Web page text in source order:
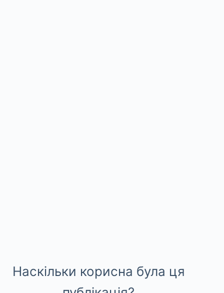
Наскільки корисна була ця